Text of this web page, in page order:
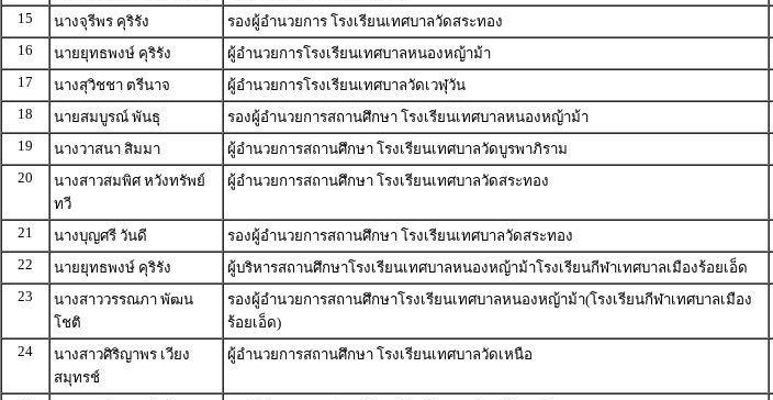
15
นางจุรีพร คุริรัง รองผู้อำนวยการ โรงเรียนเทศบาลวัดสระทอง
16
นายยุทธพงษ์ คุริรัง ผู้อำนวยการโรงเรียนเทศบาลหนองหญ้าม้า
17
นางสุวิชชา ตรีนาจ ผู้อำนวยการโรงเรียนเทศบาลวัดเวฬุวัน
18
นายสมบูรณ์ พันธุ รองผู้อำนวยการสถานศึกษา โรงเรียนเทศบาลหนองหญ้าม้า
19
นางวาสนา สิมมา ผู้อำนวยการสถานศึกษา โรงเรียนเทศบาลวัดบูรพาภิราม
20
นางสาวสมพิศ หวังทรัพย์
ทวี
ผู้อำนวยการสถานศึกษา โรงเรียนเทศบาลวัดสระทอง
21 นางบุญศรี วันดี รองผู้อำนวยการสถานศึกษา โรงเรียนเทศบาลวัดสระทอง
22
นายยุทธพงษ์ คุริรัง ผู้บริหารสถานศึกษาโรงเรียนเทศบาลหนองหญ้าม้าโรงเรียนกีฬาเทศบาลเมืองร้อยเอ็ด
23
นางสาววรรณภา พัฒน
โชติ
รองผู้อำนวยการสถานศึกษาโรงเรียนเทศบาลหนองหญ้าม้า(โรงเรียนกีฬาเทศบาลเมือง
ร้อยเอ็ด)
24
นางสาวศิริญาพร เวียง
สมุทรช์
ผู้อำนวยการสถานศึกษา โรงเรียนเทศบาลวัดเหนือ